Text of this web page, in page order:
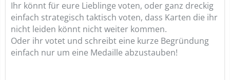
Ihr könnt für eure Lieblinge voten, oder ganz dreckig
einfach strategisch taktisch voten, dass Karten die ihr
nicht leiden könnt nicht weiter kommen.
Oder ihr votet und schreibt eine kurze Begründung
einfach nur um eine Medaille abzustauben!